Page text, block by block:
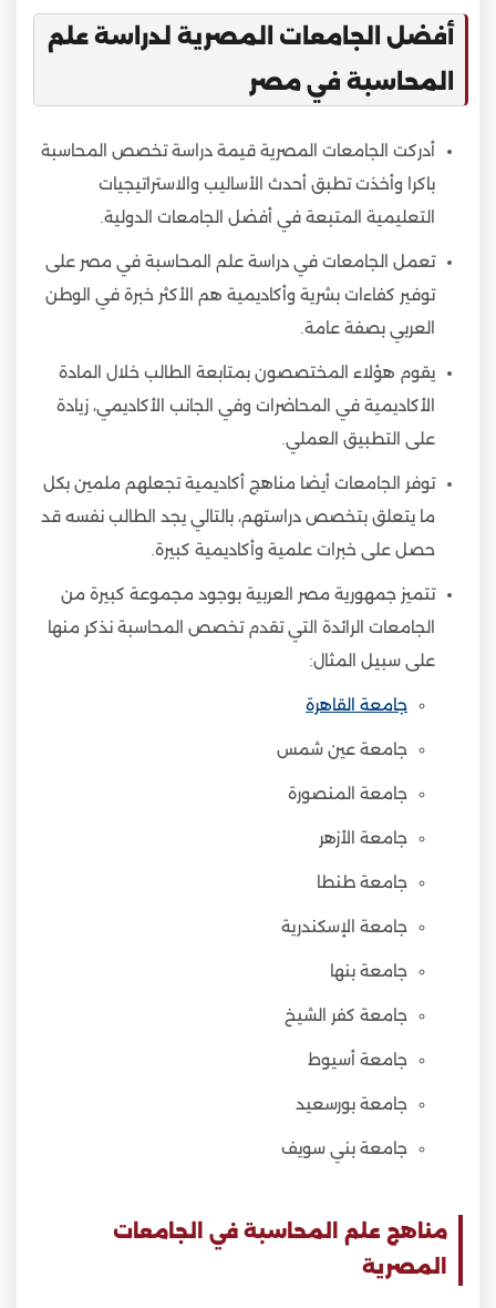
أفضل الجامعات المصرية لدراسة علم
المحاسبة في مصر
أدركت الجامعات المصرية قيمة دراسة تخصص المحاسبة
باكرا وأخذت تطبق أحدث الأساليب والاستراتيجيات
التعليمية المتبعة في أفضل الجامعات الدولية.
تعمل الجامعات في دراسة علم المحاسبة في مصر على
توفير كفاءات بشرية وأكاديمية هم الأكثر خبرة في الوطن
العربي بصفة عامة.
يقوم هؤلاء المختصصون بمتابعة الطالب خلال المادة
الأكاديمية في المحاضرات وفي الجانب الأكاديمي، زيادة
على التطبيق العملي.
توفر الجامعات أيضا مناهج أكاديمية تجعلهم ملمين بكل
ما يتعلق بتخصص دراستهم، بالتالي يجد الطالب نفسه قد
حصل على خبرات علمية وأكاديمية كبيرة.
تتميز جمهورية مصر العربية بوجود مجموعة كبيرة من
الجامعات الرائدة التي تقدم تخصص المحاسبة نذكر منها
على سبيل المثال:
جامعة القاهرة
جامعة عين شمس
جامعة المنصورة
جامعة الأزهر
جامعة طنطا
جامعة الإسكندرية
جامعة بنها
جامعة كفر الشيخ
جامعة أسيوط
جامعة بورسعيد
جامعة بني سويف
مناهج علم المحاسبة في الجامعات
المصرية